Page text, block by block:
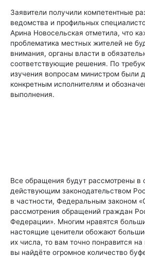
Заявители получили компетентные
ведомства и профильных
Арина Новосельская отметила, что
проблематика местных жителей не
внимания, органы власти в
соответствующие решения. По
изучения вопросам министром были
конкретным исполнителям и
выполнения.
Все обращения будут рассмотрены в
действующим законодательством
в частности, Федеральным законом
рассмотрения обращений граждан
Федерации». Многим нравятся
настоящие ценители обожают
их числа, то вам точно понравится
вы найдёте огромное количество